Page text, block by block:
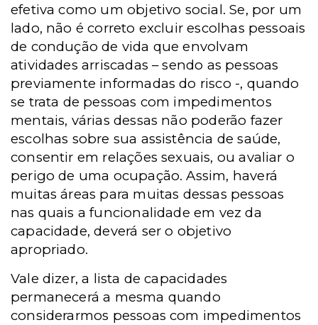
efetiva como um objetivo social. Se, por um
lado, não é correto excluir escolhas pessoais
de condução de vida que envolvam
atividades arriscadas – sendo as pessoas
previamente informadas do risco -, quando
se trata de pessoas com impedimentos
mentais, várias dessas não poderão fazer
escolhas sobre sua assistência de saúde,
consentir em relações sexuais, ou avaliar o
perigo de uma ocupação. Assim, haverá
muitas áreas para muitas dessas pessoas
nas quais a funcionalidade em vez da
capacidade, deverá ser o objetivo
apropriado.
Vale dizer, a lista de capacidades
permanecerá a mesma quando
considerarmos pessoas com impedimentos